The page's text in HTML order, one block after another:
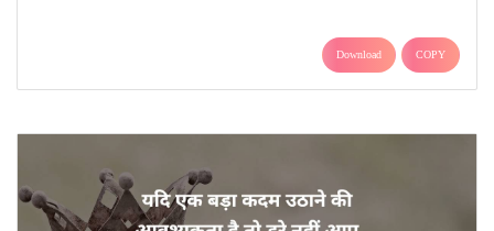
Download COPY